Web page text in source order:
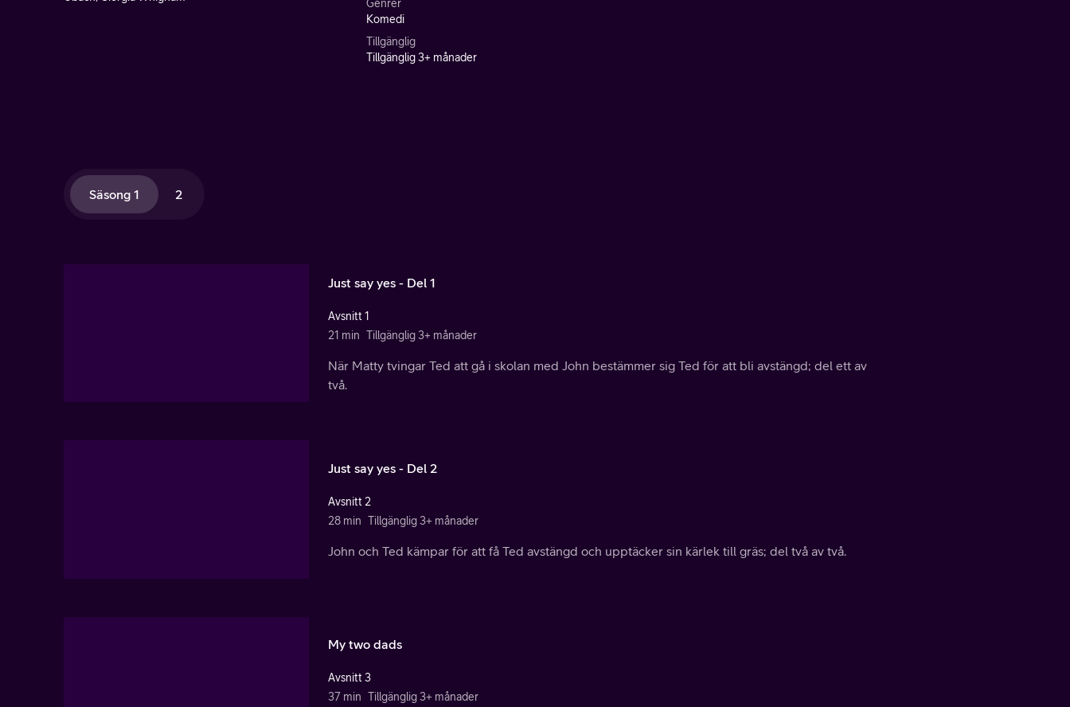
Genrer
Komedi
Tillgänglig
Tillgänglig 3+ månader
Säsong 1 2
Just say yes - Del 1
Avsnitt 1
21 min Tillgänglig 3+ månader
När Matty tvingar Ted att gå i skolan med John bestämmer sig Ted för att bli avstängd; del ett av
två.
Just say yes - Del 2
Avsnitt 2
28 min Tillgänglig 3+ månader
John och Ted kämpar för att få Ted avstängd och upptäcker sin kärlek till gräs; del två av två.
My two dads
Avsnitt 3
37 min Tillgänglig 3+ månader